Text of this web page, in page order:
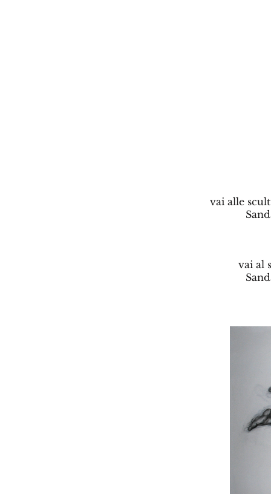
vai alle
vai al